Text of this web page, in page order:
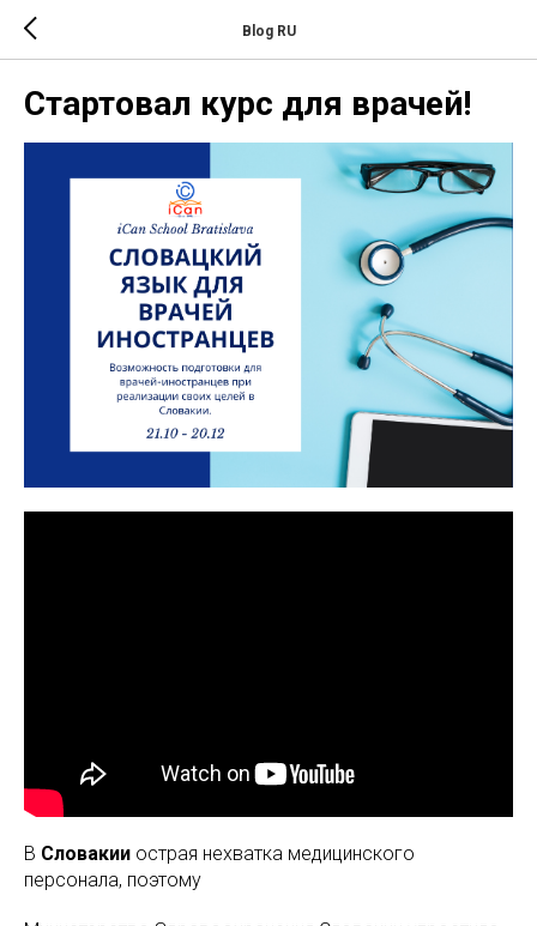
Blog RU
Стартовал курс для врачей!
В Словакии острая нехватка медицинского
персонала, поэтому